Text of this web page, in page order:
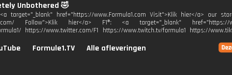
Unbothered 🤣
target="_blank" href="https://www.Formula1.com Visit">Klik hier</a> our
Follow">Klik hier</a> F1®: <a target="_blank" href="https://
https://www.twitter.com/F1 https://www.twitch.tv/formula1 https://
Formule1.TV Alle afleveringen